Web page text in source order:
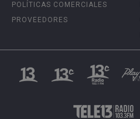
POLÍTICAS COMERCIALES
PROVEEDORES